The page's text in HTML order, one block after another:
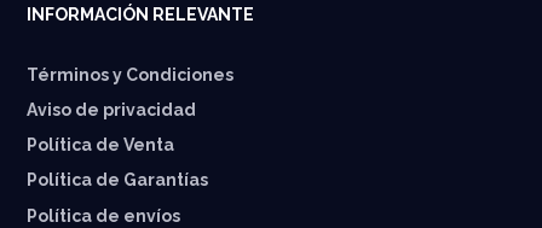
INFORMACIÓN RELEVANTE
Términos y Condiciones
Aviso de privacidad
Política de Venta
Política de Garantías
⁠Política de envíos